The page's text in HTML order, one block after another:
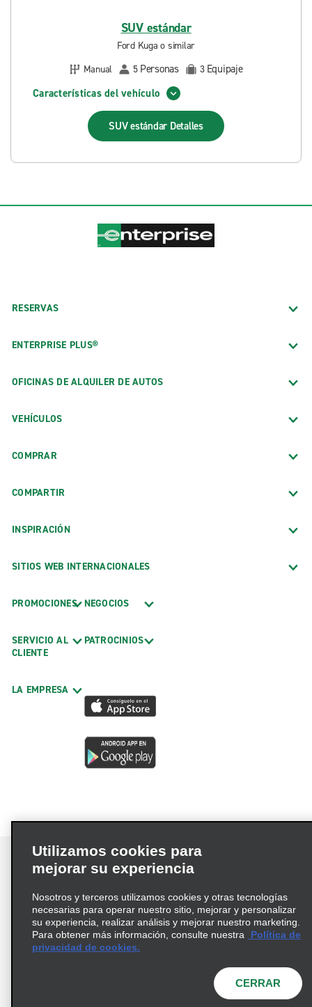
SUV estándar
Ford Kuga o similar
Manual
5 Personas 3 Equipaje
Características del vehículo
SUV estándar Detalles
RESERVAS
ENTERPRISE PLUS®
OFICINAS DE ALQUILER DE AUTOS
VEHÍCULOS
COMPRAR
COMPARTIR
INSPIRACIÓN
SITIOS WEB INTERNACIONALES
PROMOCIONES
SERVICIO AL
CLIENTE
LA EMPRESA
NEGOCIOS
PATROCINIOS
Términos de uso
Política de privacidad
Política de cookies
Información de Salud del Consumidor
© 2026 Enterprise Holdings, Inc. Todos los derechos
Utilizamos cookies para
mejorar su experiencia
Nosotros y terceros utilizamos cookies y otras tecnologías
necesarias para operar nuestro sitio, mejorar y personalizar
su experiencia, realizar análisis y mejorar nuestro marketing.
Para obtener más información, consulte nuestra
Política de
privacidad de cookies.
CERRAR